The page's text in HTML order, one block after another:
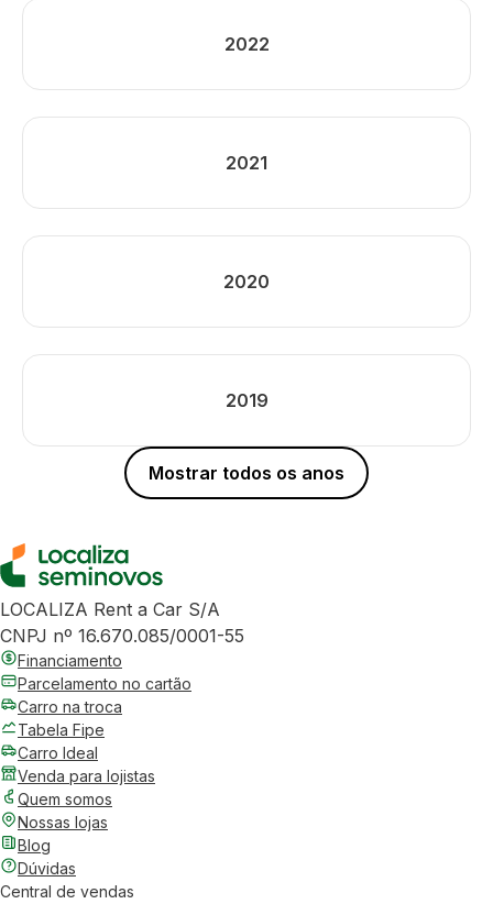
2022
2021
2020
2019
Mostrar todos os anos
LOCALIZA Rent a Car S/A
CNPJ nº 16.670.085/0001-55
Financiamento
Parcelamento no cartão
Carro na troca
Tabela Fipe
Carro Ideal
Venda para lojistas
Quem somos
Nossas lojas
Blog
Dúvidas
Central de vendas